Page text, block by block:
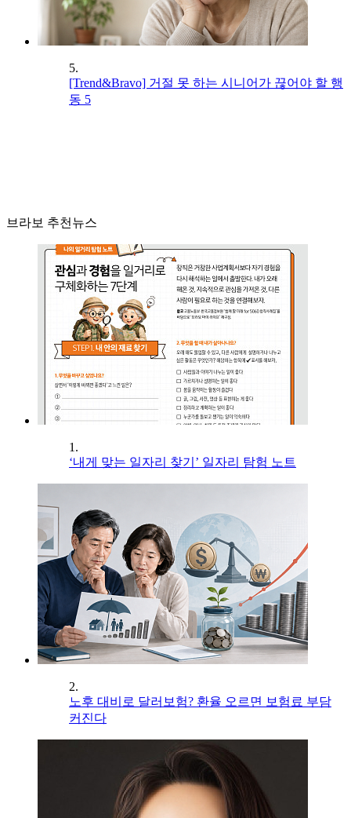
5.
[Trend&Bravo] 거절 못 하는 시니어가 끊어야 할 행
동 5
브라보 추천뉴스
1.
‘내게 맞는 일자리 찾기’ 일자리 탐험 노트
2.
노후 대비로 달러보험? 환율 오르면 보험료 부담
커진다